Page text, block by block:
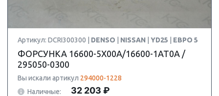
Артикул: DCRI300300 | DENSO NISSAN YD25 ЕВРО 5
ФОРСУНКА 16600-5X00A/16600-1AT0A /
295050-0300
Вы искали артикул 294000-1228
Наличные:
32 203 ₽